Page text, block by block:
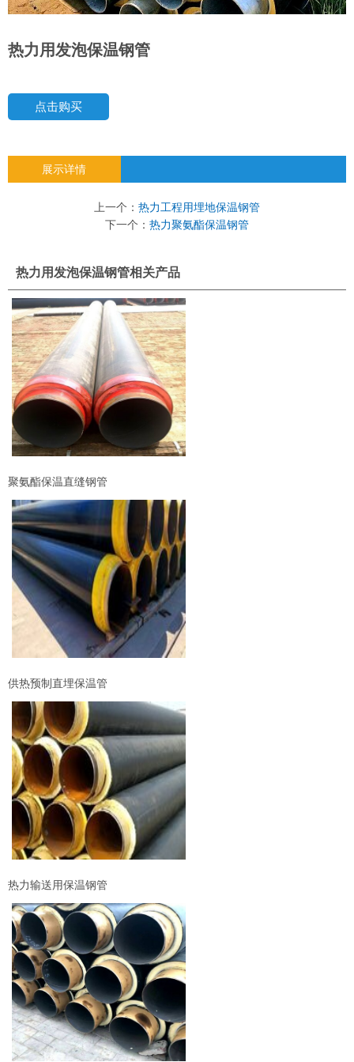
热力用发泡保温钢管
点击购买
展示详情
上一个： 热力工程用埋地保温钢管
下一个： 热力聚氨酯保温钢管
热力用发泡保温钢管相关产品
聚氨酯保温直缝钢管
供热预制直埋保温管
热力输送用保温钢管